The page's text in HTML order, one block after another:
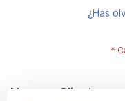
¿Has
Nuevos Clientes